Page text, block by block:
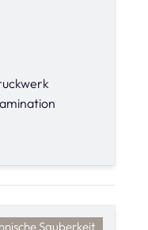
Sauberkeit